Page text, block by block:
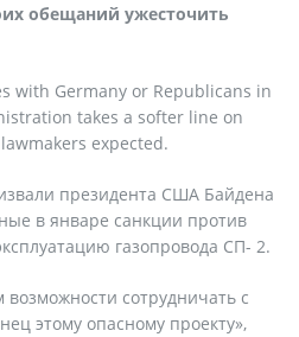
обещаний ужесточить
with Germany or Republicans in
takes a softer line on
expected.
президента США Байдена
в январе санкции против
газопровода СП- 2.
сотрудничать с
этому опасному проекту»,